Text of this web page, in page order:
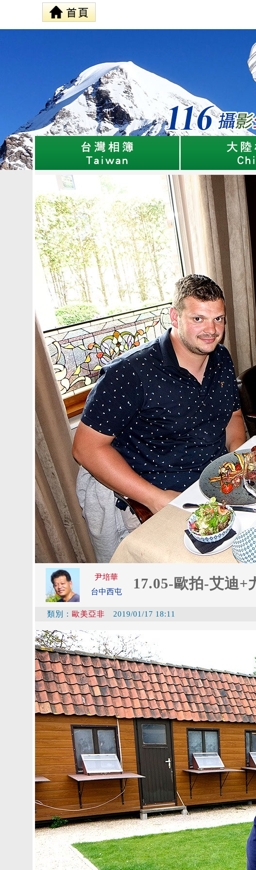
尹培華
台中西屯
17.05-歐拍-艾迪+
類別： 歐美亞非 2019/01/17 18:11